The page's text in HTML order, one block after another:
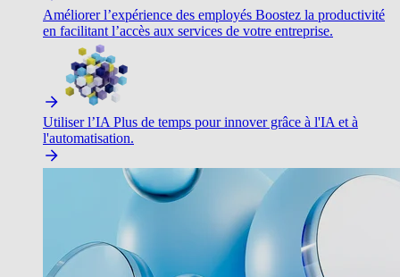
Améliorer l’expérience des employés Boostez la productivité
en facilitant l’accès aux services de votre entreprise.
Utiliser l’IA Plus de temps pour innover grâce à l'IA et à
l'automatisation.